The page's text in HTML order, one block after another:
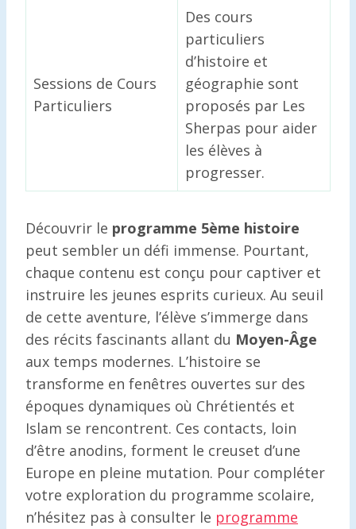
Sessions de Cours
Particuliers
Des cours
particuliers
d’histoire et
géographie sont
proposés par Les
Sherpas pour aider
les élèves à
progresser.
Découvrir le programme 5ème histoire
peut sembler un défi immense. Pourtant,
chaque contenu est conçu pour captiver et
instruire les jeunes esprits curieux. Au seuil
de cette aventure, l’élève s’immerge dans
des récits fascinants allant du Moyen-Âge
aux temps modernes. L’histoire se
transforme en fenêtres ouvertes sur des
époques dynamiques où Chrétientés et
Islam se rencontrent. Ces contacts, loin
d’être anodins, forment le creuset d’une
Europe en pleine mutation. Pour compléter
votre exploration du programme scolaire,
n’hésitez pas à consulter le programme